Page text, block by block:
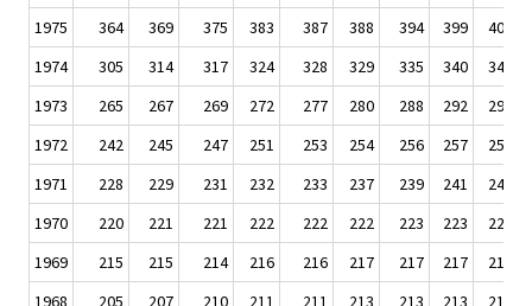
1975
364 369 375 383 387 388 394 399
405
1974
305 314 317 324 328 329 335 340
348
1973
265 267 269 272 277 280 288 292
295
1972
242 245 247 251 253 254 256 257
259
1971
228 229 231 232 233 237 239 241
243
1970
220 221 221 222 222 222 223 223
224
1969
215 215 214 216 216 217 217 217
218
1968
205 207 210 211 211 213 213 213 214